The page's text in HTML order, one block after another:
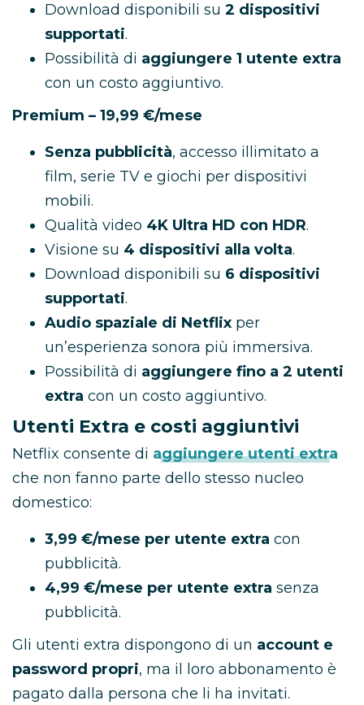
Download disponibili su 2 dispositivi
supportati.
Possibilità di aggiungere 1 utente extra
con un costo aggiuntivo.
Premium – 19,99 €/mese
Senza pubblicità, accesso illimitato a
film, serie TV e giochi per dispositivi
mobili.
Qualità video 4K Ultra HD con HDR.
Visione su 4 dispositivi alla volta.
Download disponibili su 6 dispositivi
supportati.
Audio spaziale di Netflix per
un’esperienza sonora più immersiva.
Possibilità di aggiungere fino a 2 utenti
extra con un costo aggiuntivo.
Utenti Extra e costi aggiuntivi
Netflix consente di aggiungere utenti extra
che non fanno parte dello stesso nucleo
domestico:
3,99 €/mese per utente extra con
pubblicità.
4,99 €/mese per utente extra senza
pubblicità.
Gli utenti extra dispongono di un account e
password propri, ma il loro abbonamento è
pagato dalla persona che li ha invitati.